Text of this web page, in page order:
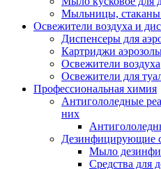
Мыльницы, стаканы
Освежители воздуха и
Диспенсеры для
Картриджи
Освежители воздуха
Освежители для
Профессиональная химия
Антигололедные
них
Дезинфицирующие
Мыло
Средства для